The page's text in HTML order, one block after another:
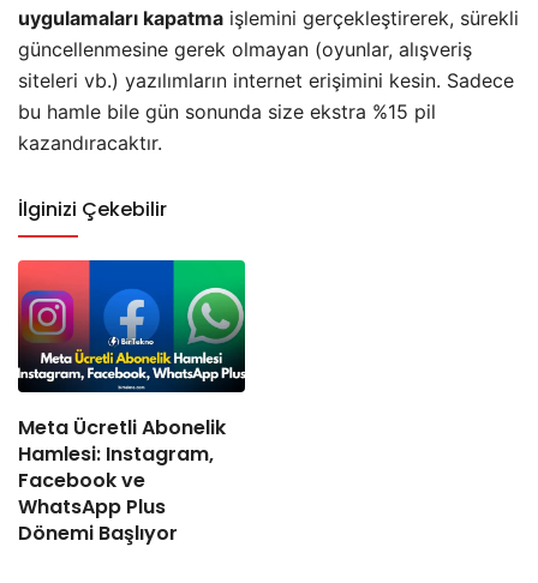
uygulamaları kapatma işlemini gerçekleştirerek, sürekli
güncellenmesine gerek olmayan (oyunlar, alışveriş
siteleri vb.) yazılımların internet erişimini kesin. Sadece
bu hamle bile gün sonunda size ekstra %15 pil
kazandıracaktır.
İlginizi Çekebilir
Meta Ücretli Abonelik
Hamlesi: Instagram,
Facebook ve
WhatsApp Plus
Dönemi Başlıyor